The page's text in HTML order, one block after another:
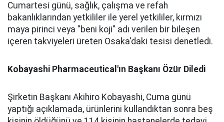
Cumartesi günü, sağlık, çalışma ve refah
bakanlıklarından yetkililer ile yerel yetkililer, kırmızı
maya pirinci veya "beni koji" adı verilen bir bileşen
içeren takviyeleri üreten Osaka'daki tesisi denetledi.
Kobayashi Pharmaceutical'ın Başkanı Özür Diledi
Şirketin Başkanı Akihiro Kobayashi, Cuma günü
yaptığı açıklamada, ürünlerini kullandıktan sonra beş